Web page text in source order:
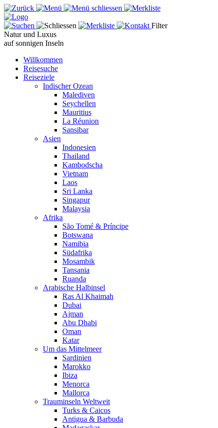
Filter
Natur und Luxus
auf sonnigen Inseln
Willkommen
Reisesuche
Reiseziele
Indischer Ozean
Malediven
Seychellen
Mauritius
La Réunion
Sansibar
Asien
Indonesien
Thailand
Kambodscha
Vietnam
Laos
Sri Lanka
Singapur
Malaysia
Afrika
São Tomé & Príncipe
Botswana
Namibia
Südafrika
Mosambik
Tansania
Ruanda
Arabische Halbinsel
Ras Al Khaimah
Dubai
Ajman
Abu Dhabi
Oman
Katar
Um das Mittelmeer
Sardinien
Marokko
Ibiza
Menorca
Mallorca
Trauminseln Weltweit
Turks & Caicos
Antigua & Barbuda